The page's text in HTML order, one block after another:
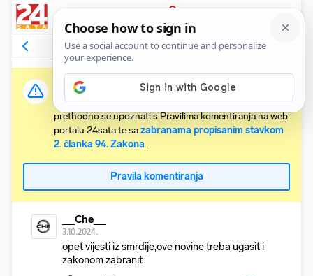
PRIJAVA
Komentari15 Relevantni
Važna obavijest:
Svaki korisnik koji želi komentirati članke obvezan je
prethodno se upoznati s Pravilima komentiranja na web
portalu 24sata te sazabranama propisanim stavkom
2. članka 94. Zakona .
Pravila komentiranja
__Che__
3.10.2024.
opet vijesti iz smrdije,ove novine treba ugasit i
zakonom zabranit